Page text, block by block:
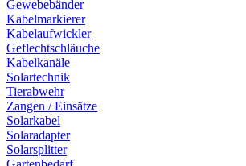
Gewebebänder
Kabelmarkierer
Kabelaufwickler
Geflechtschläuche
Kabelkanäle
Solartechnik
Tierabwehr
Zangen / Einsätze
Solarkabel
Solaradapter
Solarsplitter